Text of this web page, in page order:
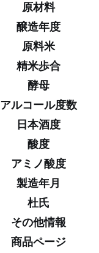
原材料
醸造年度
原料米
精米歩合
酵母
アルコール度数
日本酒度
酸度
アミノ酸度
製造年月
杜氏
その他情報
商品ページ